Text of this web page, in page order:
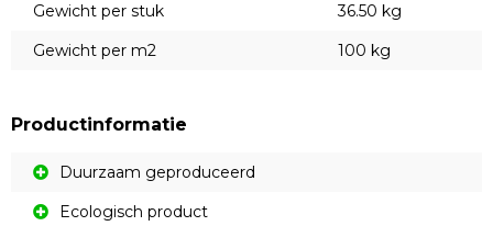
Gewicht per stuk
36.50 kg
Gewicht per m2
100 kg
Productinformatie
Duurzaam geproduceerd
Ecologisch product